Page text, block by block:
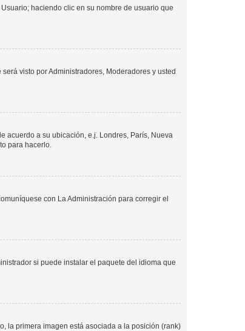
haciendo clic en su nombre de usuario que
visto por Administradores, Moderadores y usted
acuerdo a su ubicación, e.j. Londres, París, Nueva
para hacerlo.
con La Administración para corregir el
si puede instalar el paquete del idioma que
la primera imagen está asociada a la posición (rank)